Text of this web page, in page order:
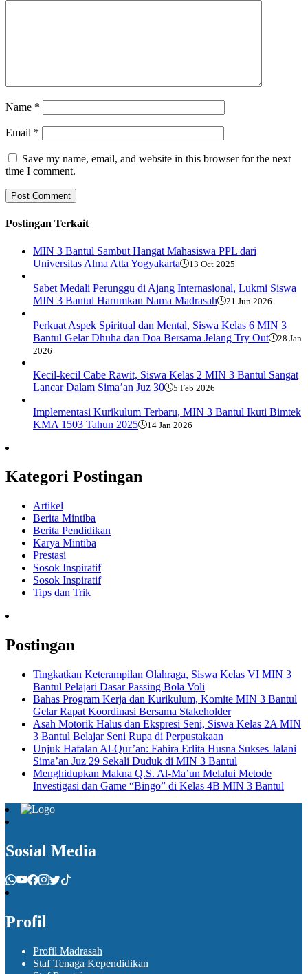
Name *
Email *
Save my name, email, and website in this browser for the next
time I comment.
Postingan Terkait
MIN 3 Bantul Sambut Hangat Mahasiswa PPL dari
Universitas Alma Atta Yogyakarta
13 Oct 2025
Sabet Medali Perunggu di Ajang Internasional, Lukmi Siswa
MIN 3 Bantul Harumkan Nama Madrasah
21 Jun 2026
​Perkuat Aspek Spiritual dan Mental, Siswa Kelas 6 MIN 3
Bantul Gelar Dhuha dan Doa Bersama Jelang Try Out
28 Jan
2026
Kecil-kecil Cabe Rawit, Siswa Kelas 2 MIN 3 Bantul Sangat
Lancar Dalam Sima’an Juz 30
5 Feb 2026
Implementasi Kurikulum Terbaru, MIN 3 Bantul Ikuti Bimtek
KMA 1503 Tahun 2025
14 Jan 2026
Kategori Postingan
Artikel
Berita Mintiba
Berita Pendidikan
Karya Mintiba
Prestasi
Sosok Inspiratif
Sosok Inspiratif
Tips dan Trik
Postingan
Tingkatkan Keterampilan Olahraga, Siswa Kelas VI MIN 3
Bantul Pelajari Dasar Passing Bola Voli
Bahas Program Kerja dan Kurikulum, Komite MIN 3 Bantul
Gelar Rapat Koordinasi Bersama Stakeholder
Asah Motorik Halus dan Ekspresi Seni, Siswa Kelas 2A MIN
3 Bantul Belajar Seni Rupa di Perpustakaan
Unjuk Hafalan Al-Qur’an: Fahira Erlita Husna Sukses Jalani
Sima’an Juz 29 Sekali Duduk di MIN 3 Bantul
Menghidupkan Makna Q.S. Al-Ma’un Melalui Metode
Investigasi dan Game “Bingo” di Kelas 4B MIN 3 Bantul
Sosial Media
Profil
Profil Madrasah
Staf Tenaga Kependidikan